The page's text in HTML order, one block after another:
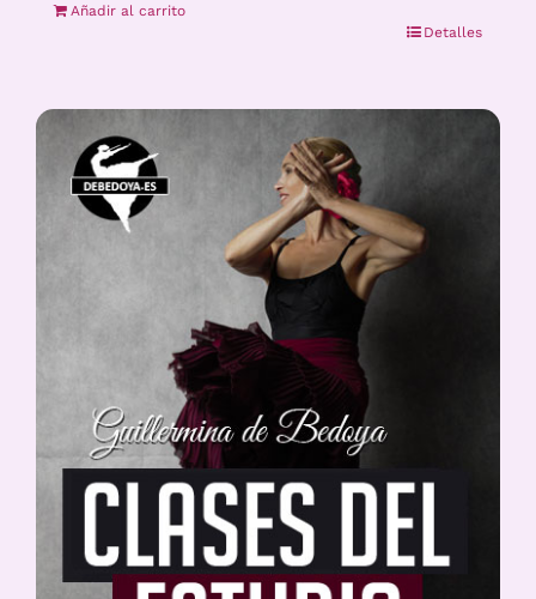
Añadir al carrito
Detalles